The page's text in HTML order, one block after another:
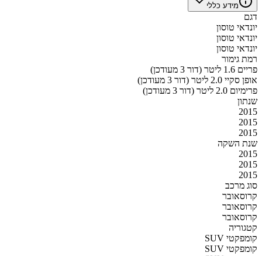
מידע כללי
דגם
יונדאי טוסון
יונדאי טוסון
יונדאי טוסון
רמת גימור
פריים 1.6 ליטר (דור 3 מעודכן)
אופן סקיי 2.0 ליטר (דור 3 מעודכן)
פרימיום 2.0 ליטר (דור 3 מעודכן)
שנתון
2015
2015
2015
שנת השקה
2015
2015
2015
סוג מרכב
קרוסאובר
קרוסאובר
קרוסאובר
קטגוריה
SUV קומפקטי
SUV קומפקטי